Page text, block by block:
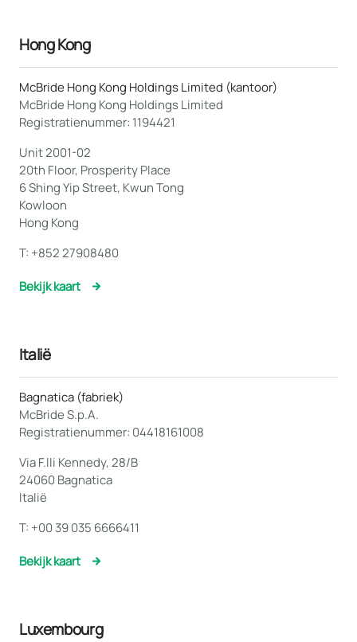
Hong Kong
McBride Hong Kong Holdings Limited (kantoor)
McBride Hong Kong Holdings Limited
Registratienummer: 1194421
Unit 2001-02
20th Floor, Prosperity Place
6 Shing Yip Street, Kwun Tong
Kowloon
Hong Kong
T: +852 27908480
Bekijk kaart
Italië
Bagnatica (fabriek)
McBride S.p.A.
Registratienummer: 04418161008
Via F.lli Kennedy, 28/B
24060 Bagnatica
Italië
T: +00 39 035 6666411
Bekijk kaart
Luxembourg